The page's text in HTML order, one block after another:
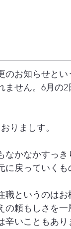
のお知らせと
せん。6月の
りましす。
なかなかすっ
戻っていくも
職というのは
の頼もしさを一
いこともあり